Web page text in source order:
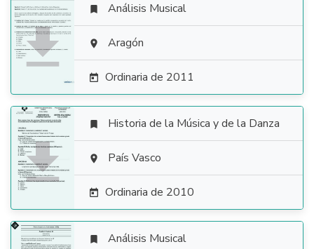

 Análisis Musical
 Aragón
 Ordinaria de 2011

 Historia de la Música y de la Danza
 País Vasco
 Ordinaria de 2010
 Análisis Musical